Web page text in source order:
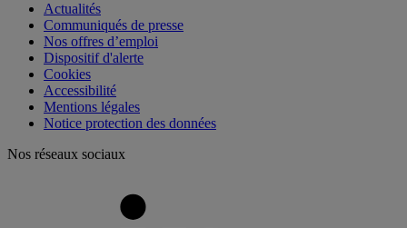
Actualités
Communiqués de presse
Nos offres d’emploi
Dispositif d'alerte
Cookies
Accessibilité
Mentions légales
Notice protection des données
Nos réseaux sociaux